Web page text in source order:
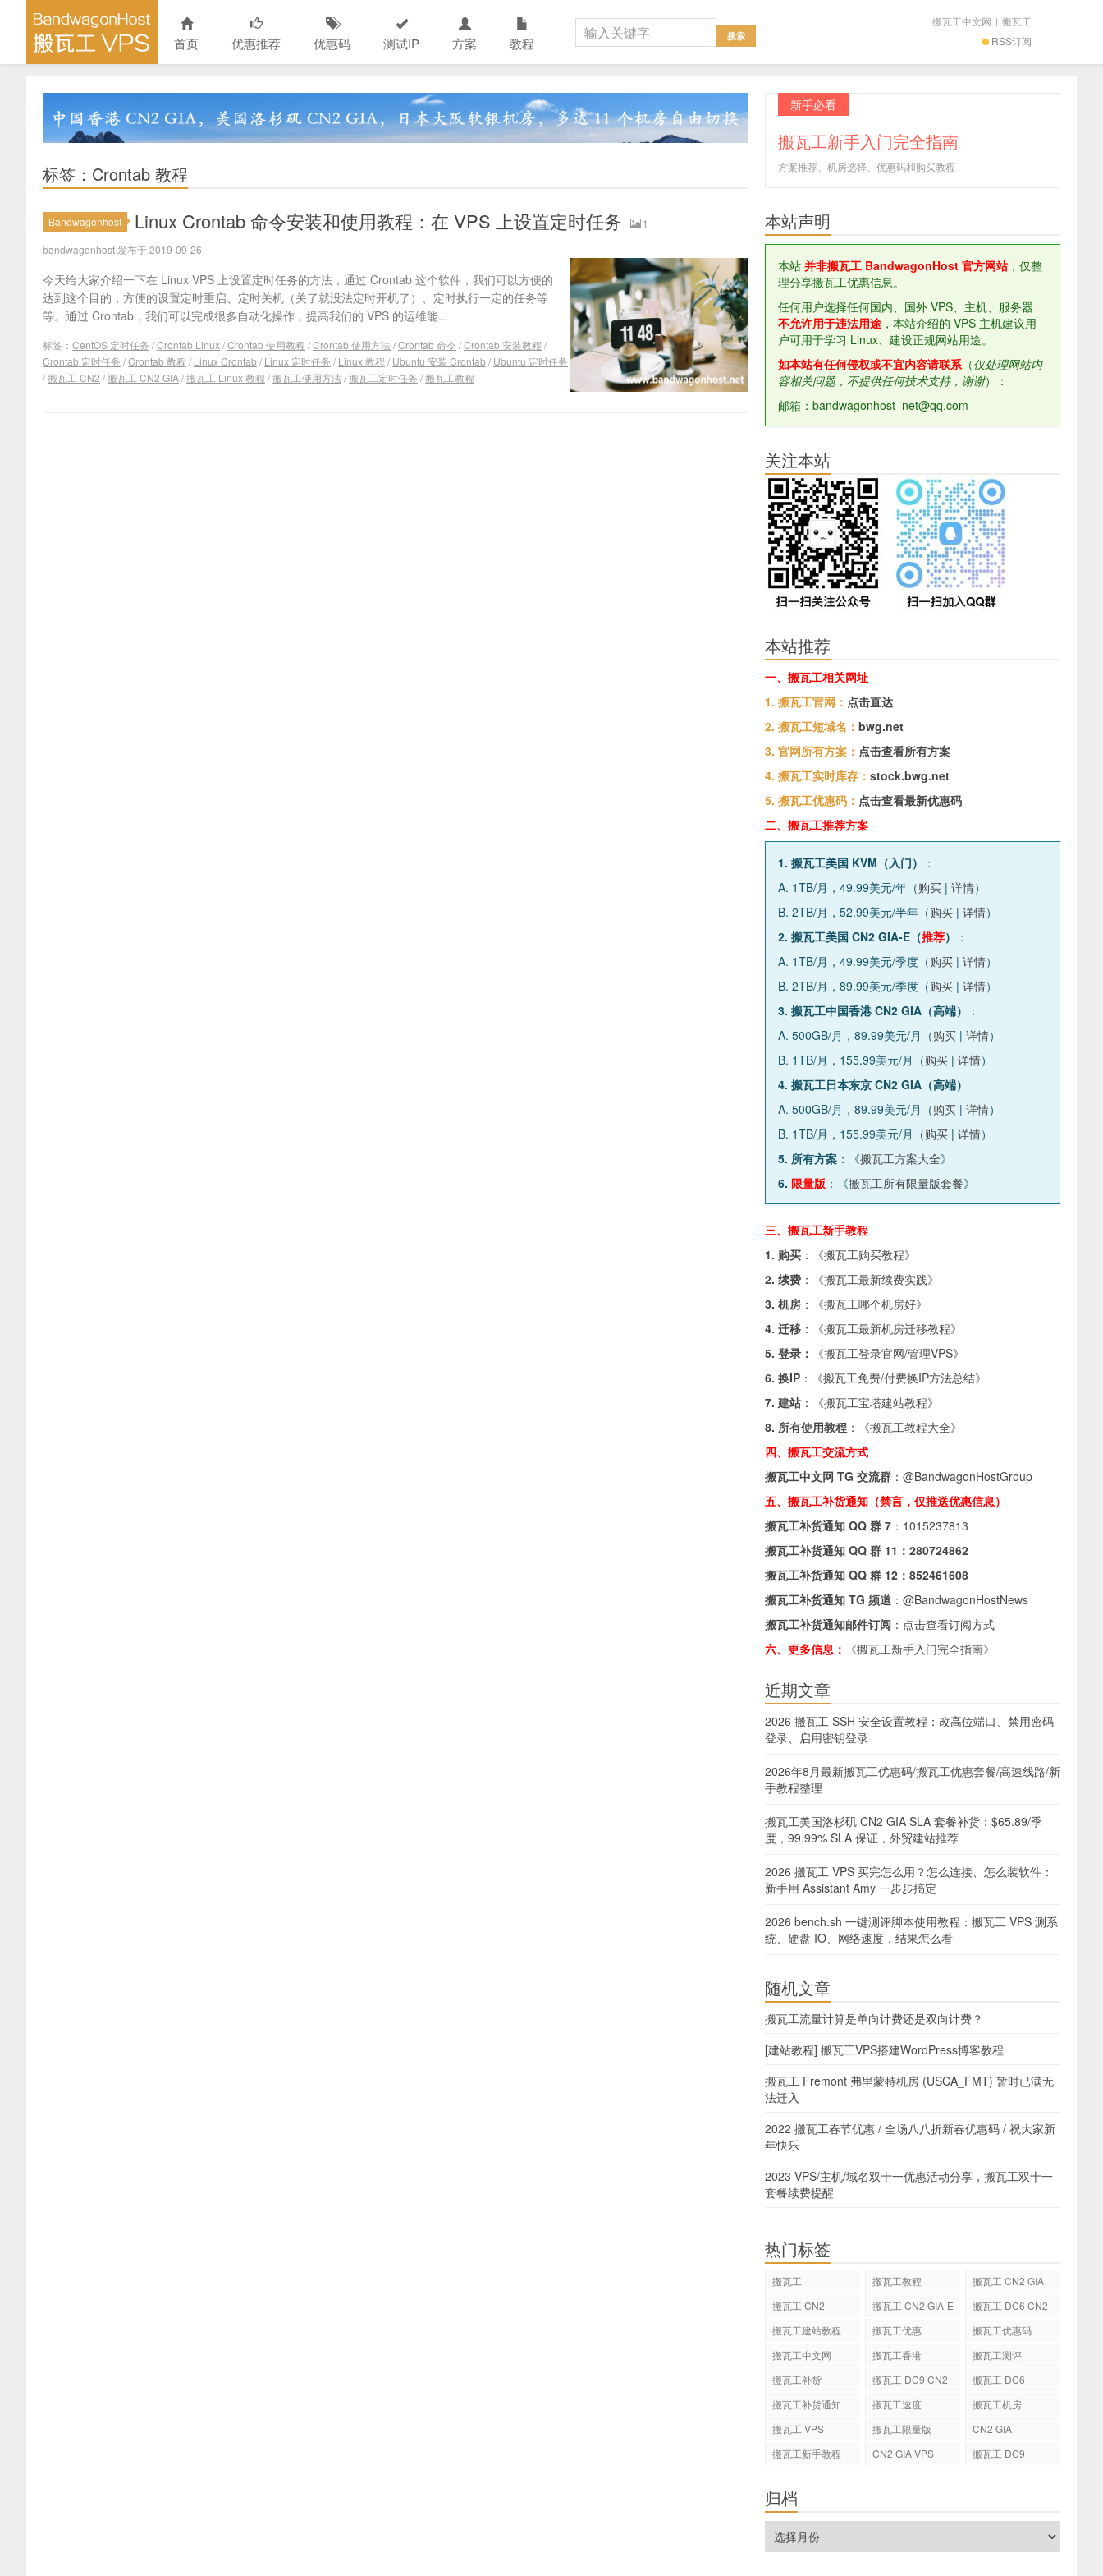
首页 优惠推荐 优惠码 测试IP 方案 教程 RSS订阅
搬瓦工中文网 | 搬瓦工
标签：Crontab 教程
Bandwagonhost Linux Crontab 命令安装和使用教程：在 VPS 上设置定时任务
1
bandwagonhost 发布于 2019-09-26
今天给大家介绍一下在 Linux VPS 上设置定时任务的方法，通过 Crontab 这个软件，我们可以方便的
达到这个目的，方便的设置定时重启、定时关机（关了就没法定时开机了）、定时执行一定的任务等
等。通过 Crontab，我们可以完成很多自动化操作，提高我们的 VPS 的运维能...
标签： CentOS 定时任务 /Crontab Linux/Crontab 使用教程 /Crontab 使用方法 /Crontab 命令 /Crontab 安装教程 /
Crontab 定时任务 /Crontab 教程 / Linux Crontab/ Linux 定时任务 / Linux 教程 / Ubuntu 安装 Crontab/ Ubuntu 定时任务
/搬瓦工 CN2 /搬瓦工 CN2 GIA/搬瓦工 Linux 教程 /搬瓦工使用方法 /搬瓦工定时任务 /搬瓦工教程
新手必看
搬瓦工新手入门完全指南
方案推荐、机房选择、优惠码和购买教程
本站声明
本站 并非搬瓦工 BandwagonHost 官方网站，仅整
理分享搬瓦工优惠信息。
任何用户选择任何国内、国外 VPS、主机、服务器
不允许用于违法用途 ，本站介绍的 VPS 主机建议用
户可用于学习 Linux、建设正规网站用途。
如本站有任何侵权或不宜内容请联系（仅处理网站内
容相关问题，不提供任何技术支持，谢谢）：
邮箱：bandwagonhost_net@qq.com
关注本站
本站推荐
一、搬瓦工相关网址
1. 搬瓦工官网： 点击直达
2. 搬瓦工短域名： bwg.net
3. 官网所有方案： 点击查看所有方案
4. 搬瓦工实时库存： stock.bwg.net
5. 搬瓦工优惠码： 点击查看最新优惠码
二、搬瓦工推荐方案
1. 搬瓦工美国 KVM（入门）
：
A. 1TB/月，49.99美元/年（购买 | 详情）
B. 2TB/月，52.99美元/半年（购买 | 详情）
2. 搬瓦工美国 CN2 GIA-E（推荐）
：
A. 1TB/月，49.99美元/季度（购买 | 详情）
B. 2TB/月，89.99美元/季度（购买 | 详情）
3. 搬瓦工中国香港 CN2 GIA（高端）
：
A. 500GB/月，89.99美元/月（购买 | 详情）
B. 1TB/月，155.99美元/月（购买 | 详情）
4. 搬瓦工日本东京 CN2 GIA（高端）
A. 500GB/月，89.99美元/月（购买 | 详情）
B. 1TB/月，155.99美元/月（购买 | 详情）
5. 所有方案 ：《搬瓦工方案大全》
6. 限量版 ：《搬瓦工所有限量版套餐》
三、搬瓦工新手教程
1. 购买 ：《搬瓦工购买教程》
2. 续费 ：《搬瓦工最新续费实践》
3. 机房 ：《搬瓦工哪个机房好》
4. 迁移 ：《搬瓦工最新机房迁移教程》
5. 登录：
《搬瓦工登录官网/管理VPS》
6. 换IP ：《搬瓦工免费/付费换IP方法总结》
7. 建站 ：《搬瓦工宝塔建站教程》
8. 所有使用教程 ：《搬瓦工教程大全》
四、搬瓦工交流方式
搬瓦工中文网 TG 交流群 ： @BandwagonHostGroup
五、搬瓦工补货通知（禁言，仅推送优惠信息）
搬瓦工补货通知 QQ 群 7 ： 1015237813
搬瓦工补货通知 QQ 群 11： 280724862
搬瓦工补货通知 QQ 群 12： 852461608
搬瓦工补货通知 TG 频道 ： @BandwagonHostNews
搬瓦工补货通知邮件订阅 ： 点击查看订阅方式
六、更多信息：
《搬瓦工新手入门完全指南》
近期文章
2026 搬瓦工 SSH 安全设置教程：改高位端口、禁用密码
登录、启用密钥登录
2026年8月最新搬瓦工优惠码/搬瓦工优惠套餐/高速线路/新
手教程整理
搬瓦工美国洛杉矶 CN2 GIA SLA 套餐补货：$65.89/季
度，99.99% SLA 保证，外贸建站推荐
2026 搬瓦工 VPS 买完怎么用？怎么连接、怎么装软件：
新手用 Assistant Amy 一步步搞定
2026 bench.sh 一键测评脚本使用教程：搬瓦工 VPS 测系
统、硬盘 IO、网络速度，结果怎么看
随机文章
搬瓦工流量计算是单向计费还是双向计费？
[建站教程] 搬瓦工VPS搭建WordPress博客教程
搬瓦工 Fremont 弗里蒙特机房 (USCA_FMT) 暂时已满无
法迁入
2022 搬瓦工春节优惠 / 全场八八折新春优惠码 / 祝大家新
年快乐
2023 VPS/主机/域名双十一优惠活动分享，搬瓦工双十一
套餐续费提醒
热门标签
搬瓦工 搬瓦工教程
搬瓦工 CN2 GIA
搬瓦工 CN2
搬瓦工 CN2 GIA-E
搬瓦工 DC6 CN2
搬瓦工建站教程 搬瓦工优惠
搬瓦工优惠码
搬瓦工中文网
搬瓦工香港
搬瓦工测评
搬瓦工补货
搬瓦工 DC9 CN2
搬瓦工 DC6
搬瓦工补货通知
搬瓦工速度
搬瓦工机房
搬瓦工 VPS
搬瓦工限量版
CN2 GIA
搬瓦工新手教程
CN2 GIA VPS 搬瓦工 DC9
归档